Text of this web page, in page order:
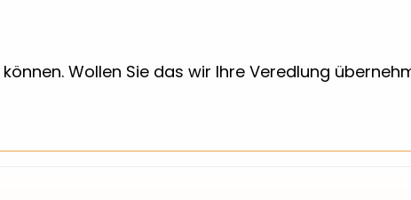
Wollen Sie das wir Ihre Veredlung